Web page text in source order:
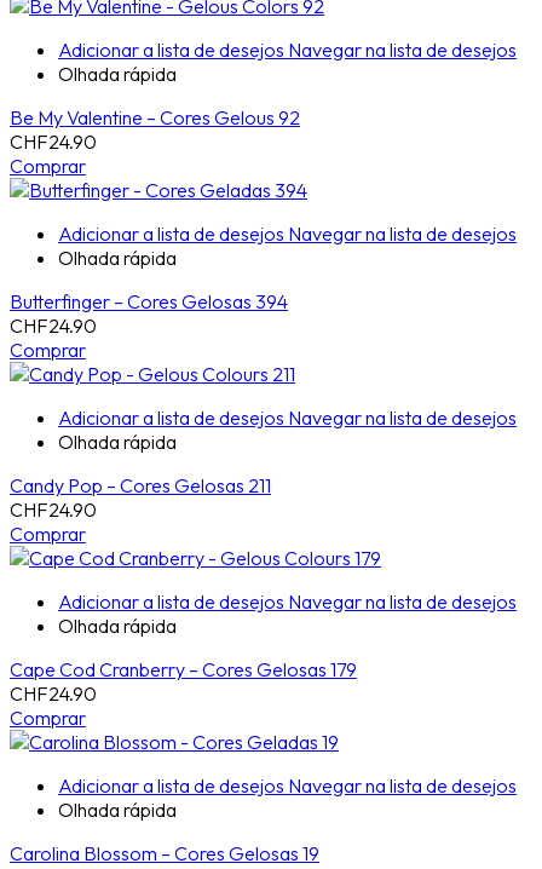
Adicionar a lista de desejos Navegar na lista de desejos
Olhada rápida
Be My Valentine – Cores Gelous 92
CHF24.90
Comprar
Adicionar a lista de desejos Navegar na lista de desejos
Olhada rápida
Butterfinger – Cores Gelosas 394
CHF24.90
Comprar
Adicionar a lista de desejos Navegar na lista de desejos
Olhada rápida
Candy Pop – Cores Gelosas 211
CHF24.90
Comprar
Adicionar a lista de desejos Navegar na lista de desejos
Olhada rápida
Cape Cod Cranberry – Cores Gelosas 179
CHF24.90
Comprar
Adicionar a lista de desejos Navegar na lista de desejos
Olhada rápida
Carolina Blossom – Cores Gelosas 19